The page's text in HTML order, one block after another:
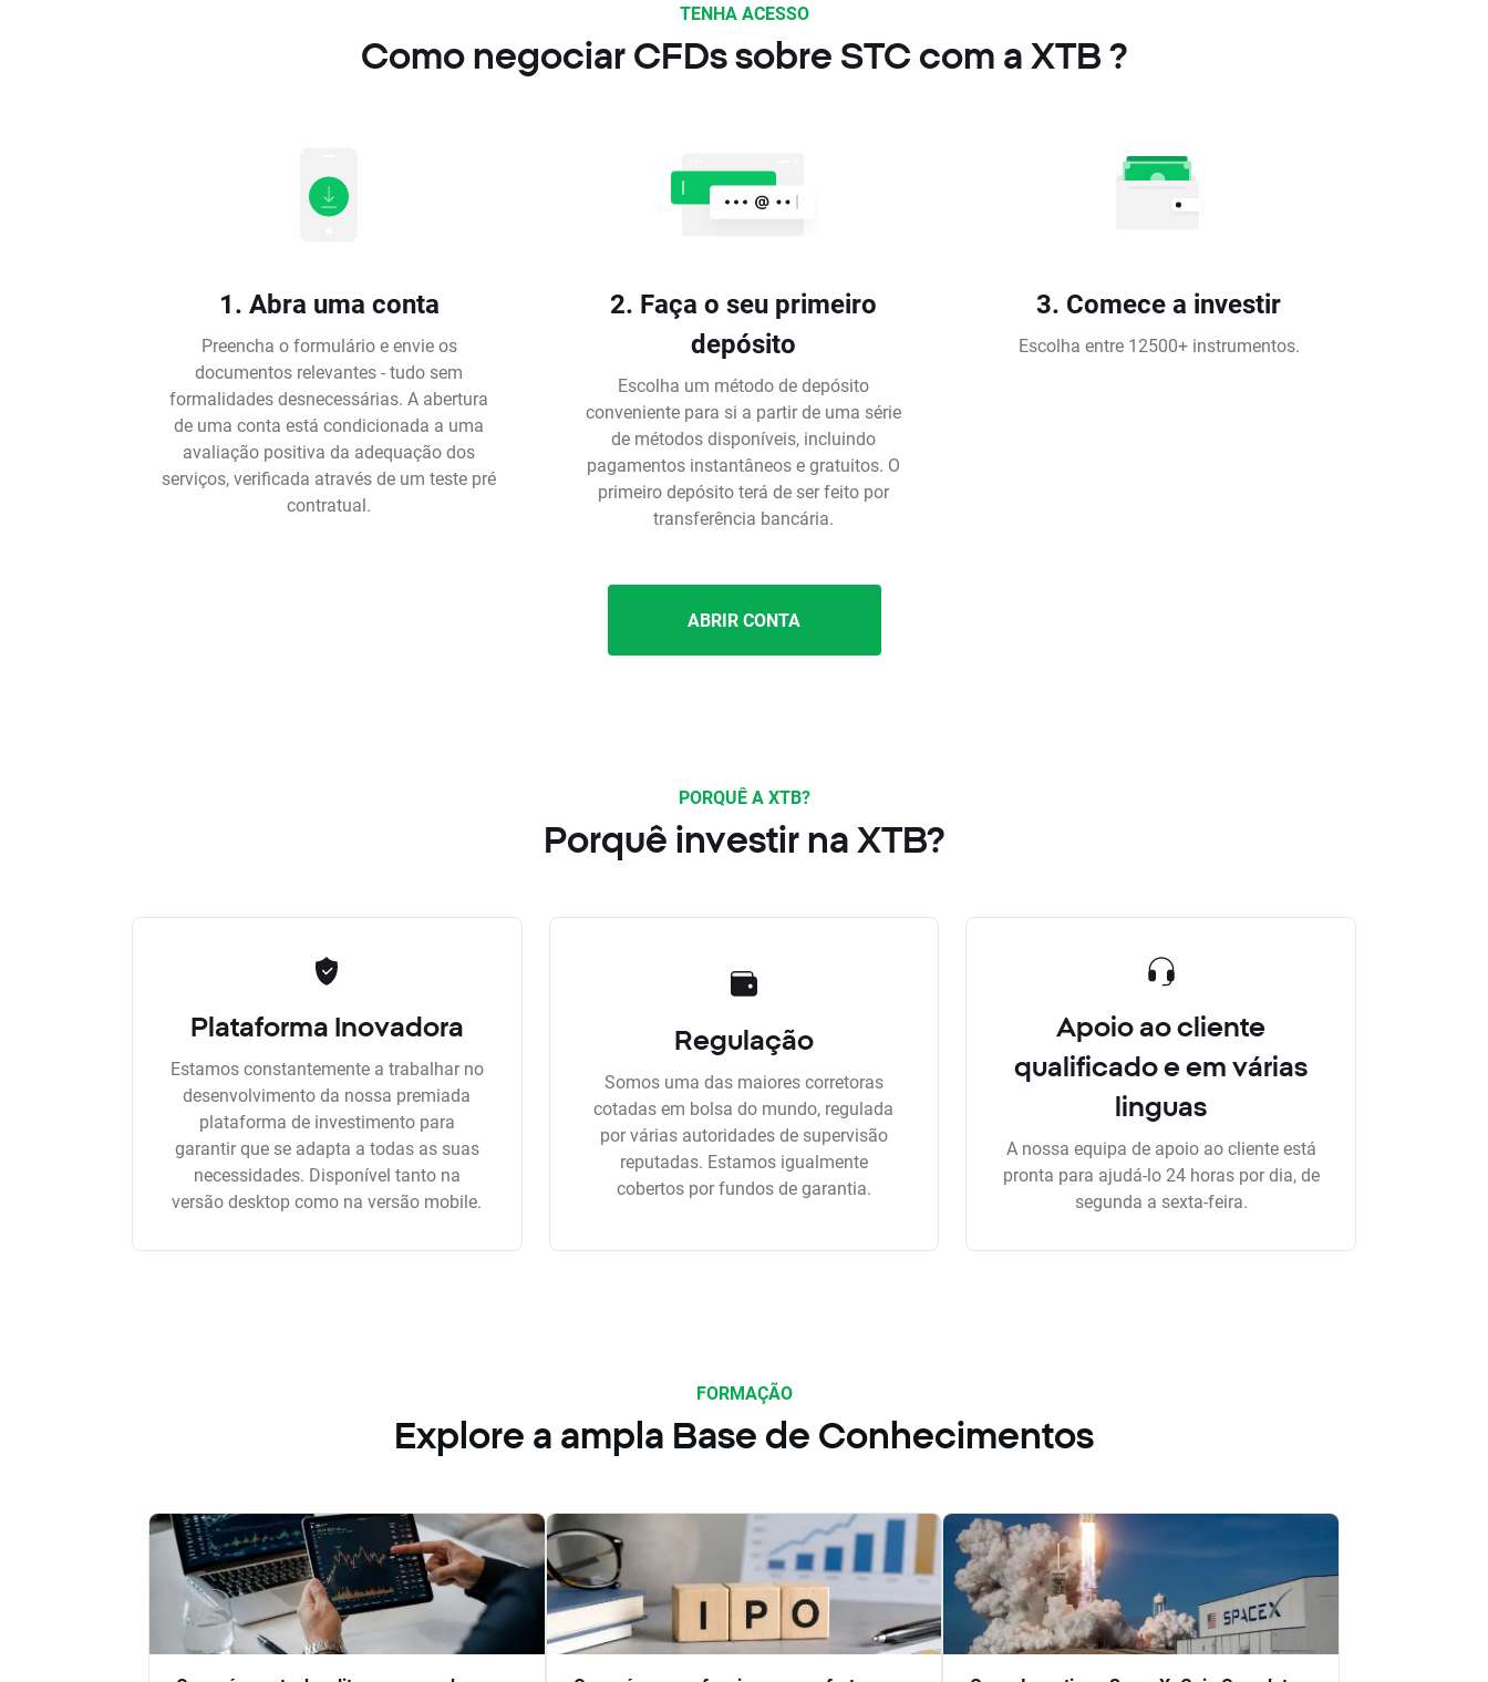
TENHA ACESSO
Como negociar CFDs sobre STC com a XTB ?
1. Abra uma conta
Preencha o formulário e envie os
documentos relevantes - tudo sem
formalidades desnecessárias. A abertura
de uma conta está condicionada a uma
avaliação positiva da adequação dos
serviços, verificada através de um teste pré
contratual.
2. Faça o seu primeiro
depósito
Escolha um método de depósito
conveniente para si a partir de uma série
de métodos disponíveis, incluindo
pagamentos instantâneos e gratuitos. O
primeiro depósito terá de ser feito por
transferência bancária.
3. Comece a investir
Escolha entre 12500+ instrumentos.
ABRIR CONTA
PORQUÊ A XTB?
Porquê investir na XTB?
Plataforma Inovadora
Estamos constantemente a trabalhar no
desenvolvimento da nossa premiada
plataforma de investimento para
garantir que se adapta a todas as suas
necessidades. Disponível tanto na
versão desktop como na versão mobile.
Regulação
Somos uma das maiores corretoras
cotadas em bolsa do mundo, regulada
por várias autoridades de supervisão
reputadas. Estamos igualmente
cobertos por fundos de garantia.
Apoio ao cliente
qualificado e em várias
linguas
A nossa equipa de apoio ao cliente está
pronta para ajudá-lo 24 horas por dia, de
segunda a sexta-feira.
FORMAÇÃO
Explore a ampla Base de Conhecimentos